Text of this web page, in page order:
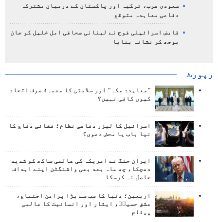
سعودی عرب، ترکیہ اور پاکستان کے درمیان مشترکہ
دفاعی معاہدہ متوقع
قابض اسرائیلی فوج نے لبنانی صحافی امل خلیل کو جان
بوجھ کر نشانہ بنایا
رپورٹ
"معاہدۂ مکہ" اور سلامتی کا معمہ؛ صرف اتحاد
کیوں کافی نہیں؟
اسرائیل کا لیزر دفاعی نظام؛ فضائی دفاع کا
نیا باب یا محض دعوی؟
ایران جنگ نے امریکہ کی عالمی ساکھ کو شدید
دھچکا، چھ ماہ بعد بھی واشنگٹن اپنے اہداف
حاصل نہ کرسکا
اربعین؛ دنیا کا سب سے بڑا پرامن اجتماع،
عشق حسینؑ، ایثار اور انسانیت کا عالمی
پیغام